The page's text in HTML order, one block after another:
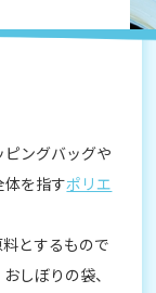
ングバッグや
体を指すポリエ
とするもので
しぼりの袋、